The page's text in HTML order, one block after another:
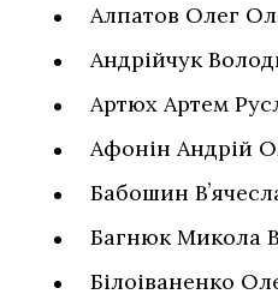
Алпатов Олег
Андрійчук
Артюх Артем
Афонін Андрій
Бабошин
Багнюк Микола
Білоіваненко